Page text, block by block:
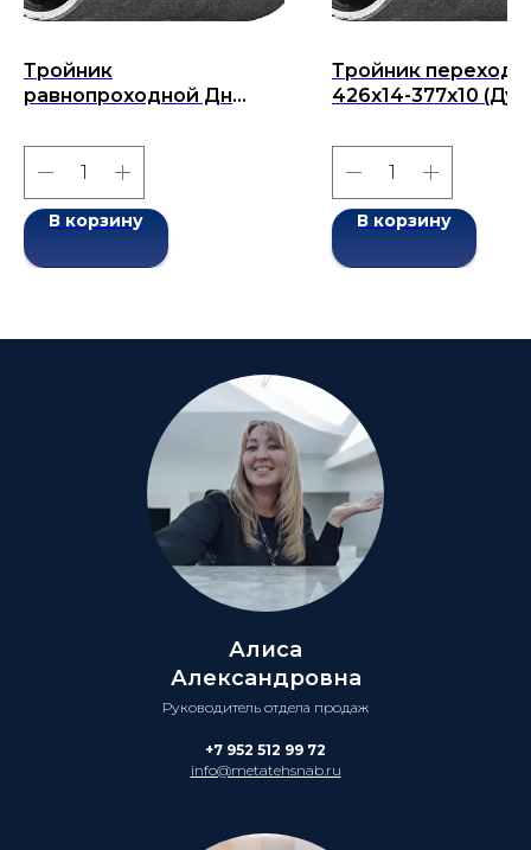
Тройник
равнопроходной Дн
159) бесшовный ГОСТ
17376-2001
В корзину
Тройник
426х14-377х10 (Ду
ГОСТ 17376-2001
В корзину
Алиса
Александровна
Руководитель отдела продаж
+7 952 512 99 72
info@metatehsnab.ru